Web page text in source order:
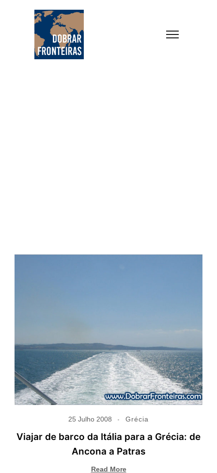
25 Julho 2008 Grécia
Viajar de barco da Itália para a Grécia: de
Ancona a Patras
Read More